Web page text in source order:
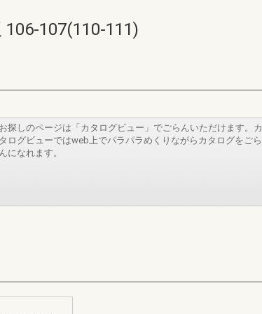
107(110-111)
お探しのページは「カタログビュー」でごらんいただけます。カ
タログビューではweb上でパラパラめくりながらカタログをごら
んになれます。